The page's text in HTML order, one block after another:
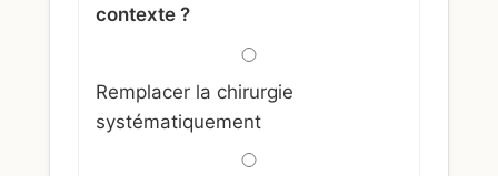
contexte ?
Remplacer la chirurgie
systématiquement